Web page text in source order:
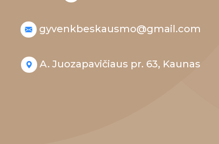
gyvenkbeskausmo@gmail.com
A. Juozapavičiaus pr. 63, Kaunas